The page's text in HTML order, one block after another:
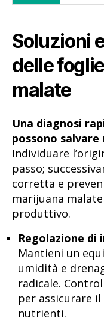
Soluzioni
delle
malate
Una diagnosi
possono salvare
Individuare
passo;
corretta e
marijuana
produttivo.
Regolazione
Mantieni un
umidità e
radicale.
per assicurare
nutrienti.